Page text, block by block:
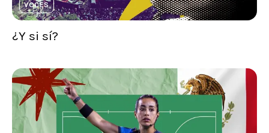
VOCES
¿Y si sí?